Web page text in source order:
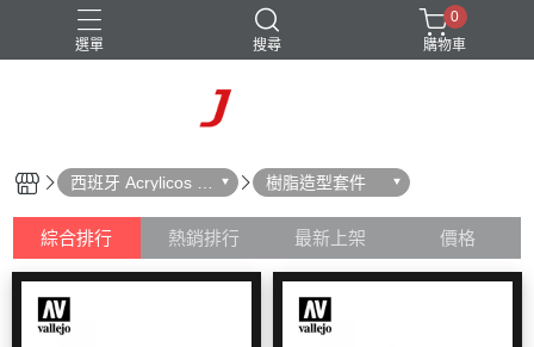
選單 搜尋
0
購物車
西班牙 Acrylicos V
allejo
樹脂造型套件
綜合排行 熱銷排行 最新上架 價格